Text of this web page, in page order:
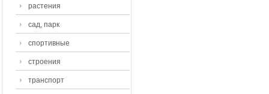
растения
сад, парк
спортивные
строения
транспорт